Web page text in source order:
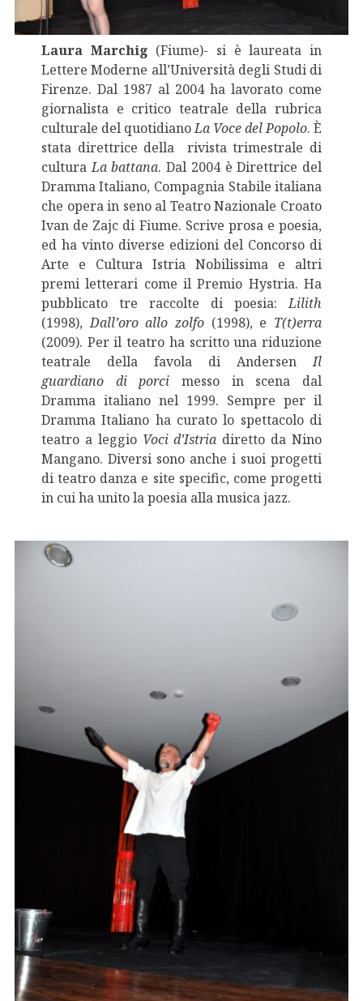
Laura Marchig (Fiume)- si è laureata in
Lettere Moderne all’Università degli Studi di
Firenze. Dal 1987 al 2004 ha lavorato come
giornalista e critico teatrale della rubrica
culturale del quotidianoLa Voce del Popolo. È
stata direttrice della rivista trimestrale di
culturaLa battana. Dal 2004 è Direttrice del
Dramma Italiano, Compagnia Stabile italiana
che opera in seno al Teatro Nazionale Croato
Ivan de Zajc di Fiume. Scrive prosa e poesia,
ed ha vinto diverse edizioni del Concorso di
Arte e Cultura Istria Nobilissima e altri
premi letterari come il Premio Hystria. Ha
pubblicato tre raccolte di poesia:Lilith
(1998), Dall’oro allo zolfo (1998), e T(t)erra
(2009). Per il teatro ha scritto una riduzione
teatrale della favola di AndersenIl
guardiano di porci messo in scena dal
Dramma italiano nel 1999. Sempre per il
Dramma Italiano ha curato lo spettacolo di
teatro a leggio Voci d’Istria diretto da Nino
Mangano. Diversi sono anche i suoi progetti
di teatro danza e site specific, come progetti
in cui ha unito la poesia alla musica jazz.